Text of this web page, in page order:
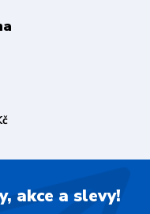
akce a slevy!